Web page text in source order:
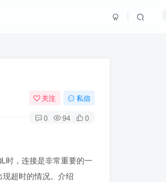
关注 私信
0 94 0
时，连接是非常重要的一
超时的情况。介绍